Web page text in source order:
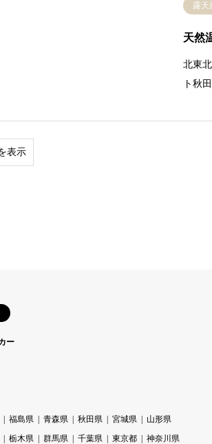
露天
天然
北東
ト秋
表示
ー
福島県 青森県 秋田県 宮城県
山形県
栃木県 群馬県 千葉県 東京都
神奈川県